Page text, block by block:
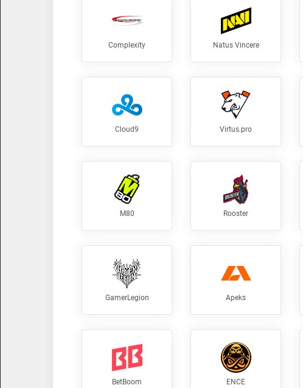
Complexity Natus Vincere
Cloud9 Virtus.pro
M80 Rooster
GamerLegion Apeks
BetBoom ENCE